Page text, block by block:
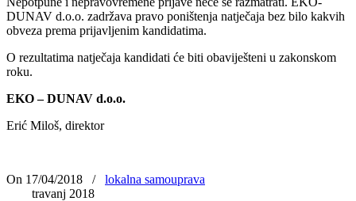
DUNAV d.o.o. zadržava pravo poništenja natječaja bez bilo kakvih
obveza prema prijavljenim kandidatima.
O rezultatima natječaja kandidati će biti obaviješteni u zakonskom
roku.
EKO – DUNAV d.o.o.
Erić Miloš, direktor
On 17/04/2018 /
lokalna samouprava
travanj 2018